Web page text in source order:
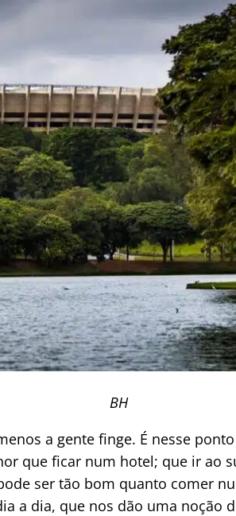
BH
a gente finge. É nesse
que ficar num hotel; que ir ao
ser tão bom quanto comer
a dia, que nos dão uma noção